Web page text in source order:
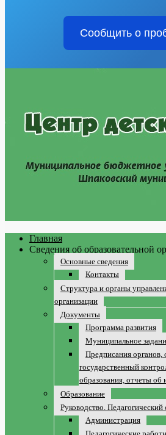
Сообщить о
Главная
Сведения об образовательной
Основные сведения
Контакты
Структура и органы
организации
Документы
Программа развития
Муниципальное
Предписания
государственный
образования, отчеты об
Образование
Руководство. Педагогический
Администрация